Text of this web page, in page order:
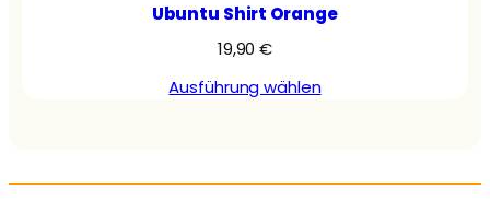
Ubuntu Shirt Orange
19,90€
Ausführung wählen